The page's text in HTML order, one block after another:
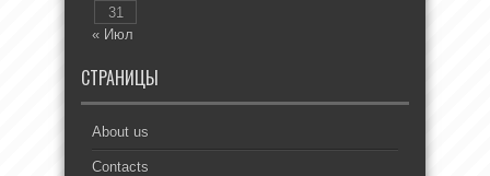
31
« Июл
СТРАНИЦЫ
About us
Contacts